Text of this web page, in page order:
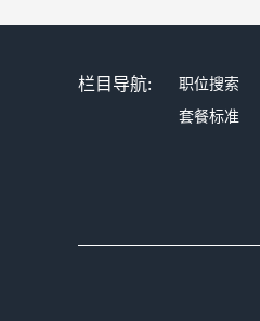
栏目导航: 职位搜索
套餐标准